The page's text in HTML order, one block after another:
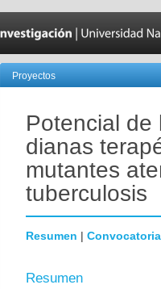
Proyectos
Potencial de
dianas
mutantes
tuberculosis
Resumen | Convocatoria
Resumen